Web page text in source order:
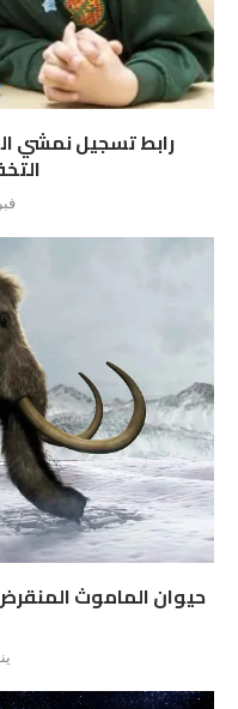
رابط تسجيل نمشي
حيوان الماموث